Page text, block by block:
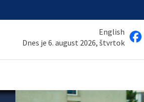
English
Dnes je 6. august 2026, štvrtok